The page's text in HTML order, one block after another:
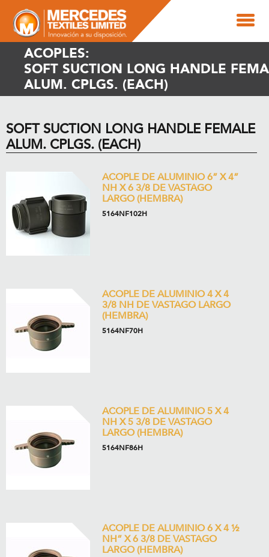
ACOPLES:
SOFT SUCTION LONG HANDLE
ALUM. CPLGS. (EACH)
SOFT SUCTION LONG HANDLE FEMALE
ALUM. CPLGS. (EACH)
ACOPLE DE ALUMINIO 6” X 4”
NH X 6 3/8 DE VASTAGO
LARGO (HEMBRA)
5164NF102H
ACOPLE DE ALUMINIO 4 X 4
3/8 NH DE VASTAGO LARGO
(HEMBRA)
5164NF70H
ACOPLE DE ALUMINIO 5 X 4
NH X 5 3/8 DE VASTAGO
LARGO (HEMBRA)
5164NF86H
ACOPLE DE ALUMINIO 6 X 4 ½
NH” X 6 3/8 DE VASTAGO
LARGO (HEMBRA)